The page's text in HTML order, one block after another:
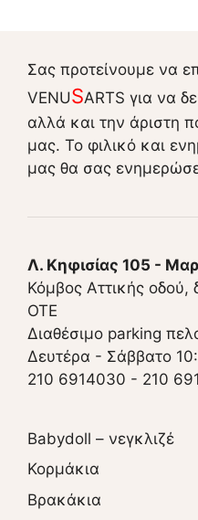
Σας προτείνουμε να
VENUSARTS για να
αλλά και την άριστη
μας. Το φιλικό και
μας θα σας
Λ. Κηφισίας 105 -
Κόμβος Αττικής οδού,
ΟΤΕ
Διαθέσιμο parking
Δευτέρα - Σάββατο
210 6914030 - 210
Babydoll – νεγκλιζέ
Κορμάκια
Βρακάκια